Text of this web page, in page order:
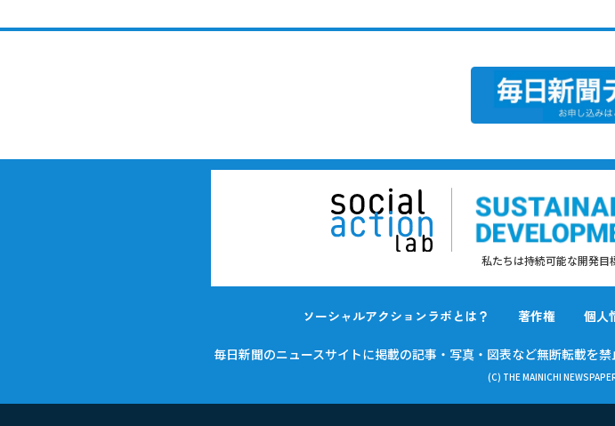
私たちは持続可能な開発目
ソーシャルアクションラボとは？ 著作権 個人
毎日新聞のニュースサイトに掲載の記事・写真・図表など無断転載を禁
(C) THE MAINICHI